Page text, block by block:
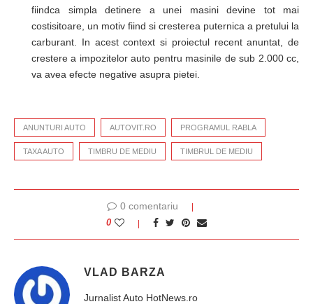
fiindca simpla detinere a unei masini devine tot mai
costisitoare, un motiv fiind si cresterea puternica a pretului la
carburant. In acest context si proiectul recent anuntat, de
crestere a impozitelor auto pentru masinile de sub 2.000 cc,
va avea efecte negative asupra pietei.
ANUNTURI AUTO AUTOVIT.RO PROGRAMUL RABLA
TAXA AUTO TIMBRU DE MEDIU TIMBRUL DE MEDIU
0 comentariu
0
VLAD BARZA
Jurnalist Auto HotNews.ro